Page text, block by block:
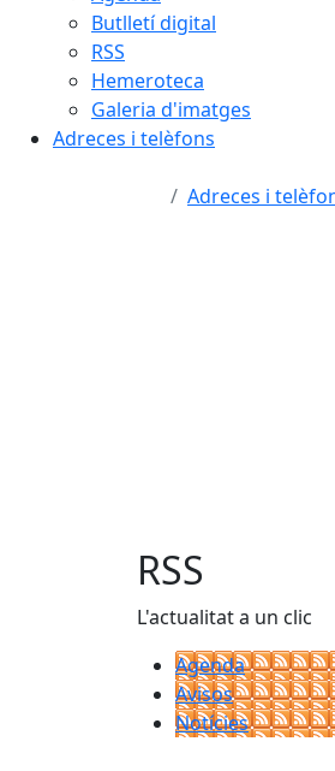
Butlletí digital
RSS
Hemeroteca
Galeria d'imatges
Adreces i telèfons
Adreces i
RSS
L'actualitat a un clic
Agenda
Avisos
Notícies